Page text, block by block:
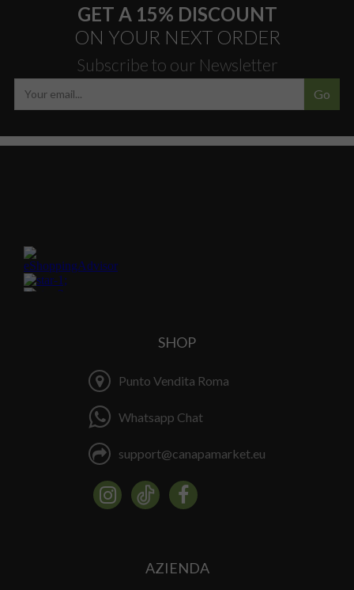
GET A 15% DISCOUNT
ON YOUR NEXT ORDER
Subscribe to our Newsletter
Go
SHOP
Punto Vendita Roma
Whatsapp Chat
support@canapamarket.eu
AZIENDA